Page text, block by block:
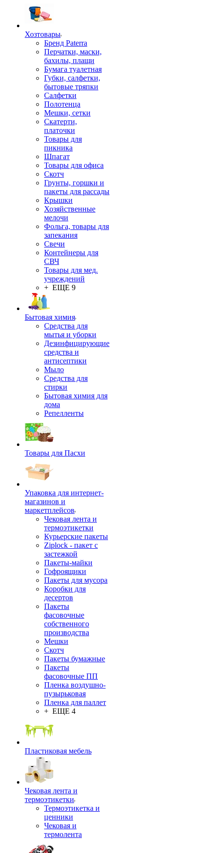
Хозтовары
Бренд Paterra
Перчатки, маски,
бахилы, плащи
Бумага туалетная
Губки, салфетки,
бытовые тряпки
Салфетки
Полотенца
Мешки, сетки
Скатерти,
платочки
Товары для
пикника
Шпагат
Товары для офиса
Скотч
Грунты, горшки и
пакеты для рассады
Крышки
Хозяйственные
мелочи
Фольга, товары для
запекания
Свечи
Контейнеры для
СВЧ
Товары для мед.
учреждений
+ ЕЩЕ 9
Бытовая химия
Средства для
мытья и уборки
Дезинфицирующие
средства и
антисептики
Мыло
Средства для
стирки
Бытовая химия для
дома
Репелленты
Товары для Пасхи
Упаковка для интернет-
магазинов и
маркетплейсов
Чековая лента и
термоэтикетки
Курьерские пакеты
Ziplock - пакет с
застежкой
Пакеты-майки
Гофроящики
Пакеты для мусора
Коробки для
десертов
Пакеты
фасовочные
собственного
производства
Мешки
Скотч
Пакеты бумажные
Пакеты
фасовочные ПП
Пленка воздушно-
пузырьковая
Пленка для паллет
+ ЕЩЕ 4
Пластиковая мебель
Чековая лента и
термоэтикетки
Термоэтикетка и
ценники
Чековая и
термолента